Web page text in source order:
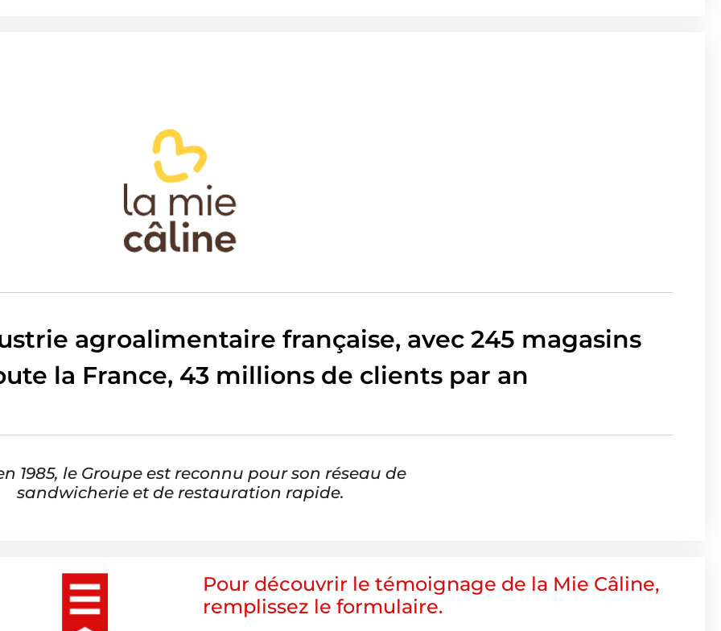
agroalimentaire française, avec 245 magasins
la France, 43 millions de clients par an
1985, le Groupe est reconnu pour son réseau de
sandwicherie et de restauration rapide.
Pour découvrir le témoignage de la Mie Câline,
remplissez le formulaire.